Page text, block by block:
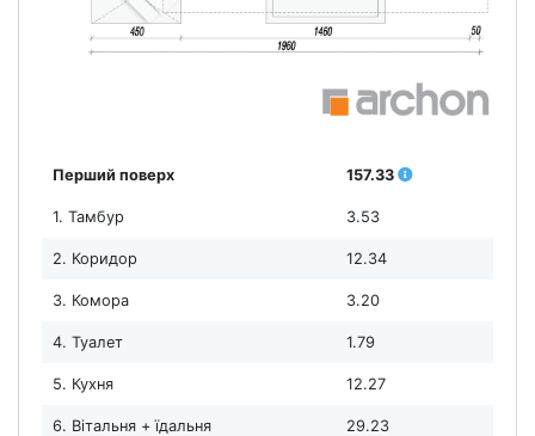
Перший поверх 157.33
1. Тамбур 3.53
2. Коридор 12.34
3. Комора 3.20
4. Туалет 1.79
5. Кухня 12.27
6. Вітальня + їдальня 29.23